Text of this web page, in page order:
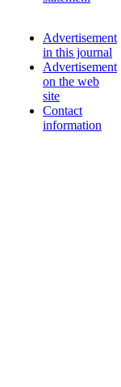
Advertisement
in this journal
Advertisement
on the web
site
Contact
information